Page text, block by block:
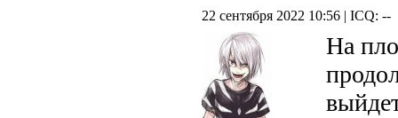
22 сентября 2022 10:56 | ICQ: --
На